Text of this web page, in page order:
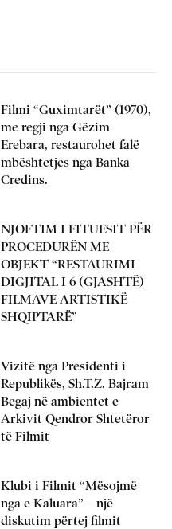
Filmi “Guximtarët” (1970),
me regji nga Gëzim
Erebara, restaurohet falë
mbështetjes nga Banka
Credins.
NJOFTIM I FITUESIT PËR
PROCEDURËN ME
OBJEKT “RESTAURIMI
DIGJITAL I 6 (GJASHTË)
FILMAVE ARTISTIKË
SHQIPTARË”
Vizitë nga Presidenti i
Republikës, Sh.T.Z. Bajram
Begaj në ambientet e
Arkivit Qendror Shtetëror
të Filmit
Klubi i Filmit “Mësojmë
nga e Kaluara” – një
diskutim përtej filmit